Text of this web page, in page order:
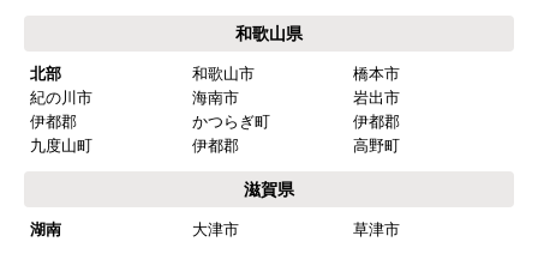
和歌山県
北部 和歌山市
橋本市
紀の川市
海南市
岩出市
伊都郡
かつらぎ町
伊都郡
九度山町
伊都郡 高野町
滋賀県
湖南 大津市 草津市